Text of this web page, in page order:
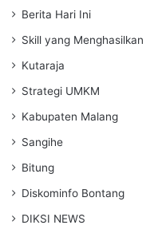
Berita Hari Ini
Skill yang Menghasilkan
Kutaraja
Strategi UMKM
Kabupaten Malang
Sangihe
Bitung
Diskominfo Bontang
DIKSI NEWS